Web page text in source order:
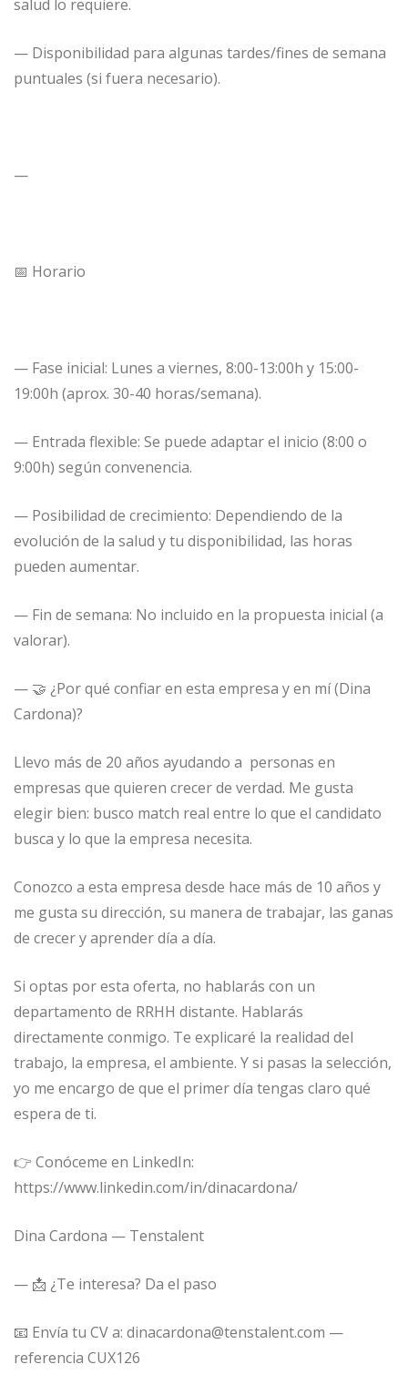
salud lo requiere.
— Disponibilidad para algunas tardes/fines de semana
puntuales (si fuera necesario).
—
📅 Horario
— Fase inicial: Lunes a viernes, 8:00-13:00h y 15:00-
19:00h (aprox. 30-40 horas/semana).
— Entrada flexible: Se puede adaptar el inicio (8:00 o
9:00h) según convenencia.
— Posibilidad de crecimiento: Dependiendo de la
evolución de la salud y tu disponibilidad, las horas
pueden aumentar.
— Fin de semana: No incluido en la propuesta inicial (a
valorar).
— 🤝 ¿Por qué confiar en esta empresa y en mí (Dina
Cardona)?
Llevo más de 20 años ayudando a personas en
empresas que quieren crecer de verdad. Me gusta
elegir bien: busco match real entre lo que el candidato
busca y lo que la empresa necesita.
Conozco a esta empresa desde hace más de 10 años y
me gusta su dirección, su manera de trabajar, las ganas
de crecer y aprender día a día.
Si optas por esta oferta, no hablarás con un
departamento de RRHH distante. Hablarás
directamente conmigo. Te explicaré la realidad del
trabajo, la empresa, el ambiente. Y si pasas la selección,
yo me encargo de que el primer día tengas claro qué
espera de ti.
👉 Conóceme en LinkedIn:
https://www.linkedin.com/in/dinacardona/
Dina Cardona — Tenstalent
— 📩 ¿Te interesa? Da el paso
📧 Envía tu CV a: dinacardona@tenstalent.com —
referencia CUX126